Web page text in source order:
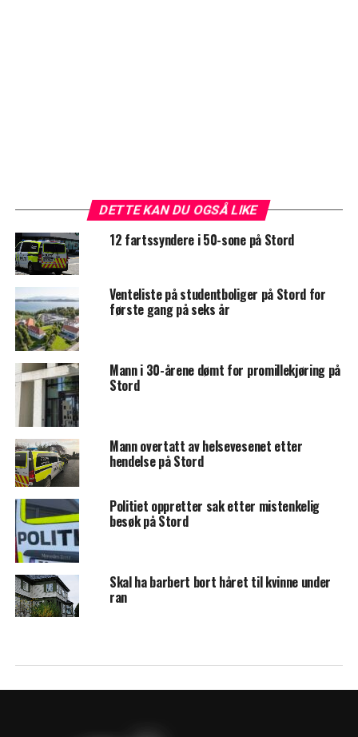
DETTE KAN DU OGSÅ LIKE
12 fartssyndere i 50-sone på Stord
Venteliste på studentboliger på Stord for
første gang på seks år
Mann i 30-årene dømt for promillekjøring på
Stord
Mann overtatt av helsevesenet etter
hendelse på Stord
Politiet oppretter sak etter mistenkelig
besøk på Stord
Skal ha barbert bort håret til kvinne under
ran